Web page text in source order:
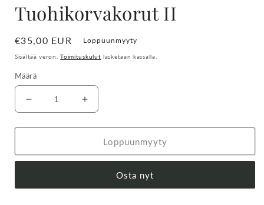
Tuohikorvakorut II
Normaalihinta
€35,00 EUR Loppuunmyyty
Sisältää veron.Toimituskulut lasketaan kassalla.
Määrä
Vähennä
tuotteen
Tuohikorvakorut
määrää
Lisää
tuotteen
Tuohikorvakorut
määrää
Loppuunmyyty
Osta nyt